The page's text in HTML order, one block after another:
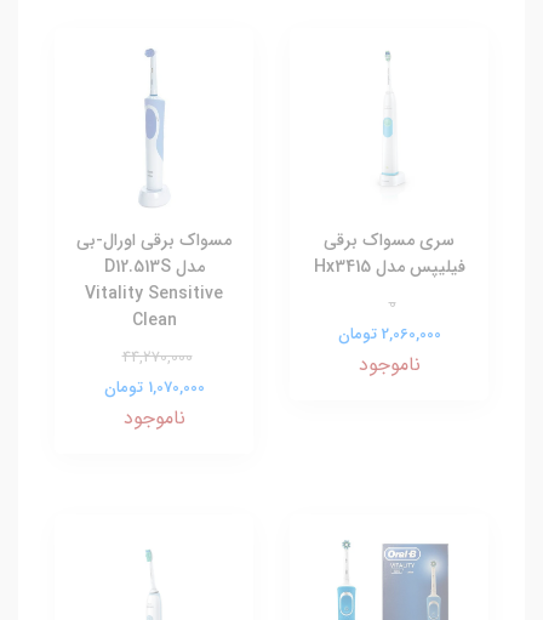
سری مسواک برقی
فیلیپس مدل Hx3415
0
2,060,000 تومان
ناموجود
مسواک برقی اورال-بی
مدل D12.513S
Vitality Sensitive
Clean
44,270,000
1,070,000 تومان
ناموجود